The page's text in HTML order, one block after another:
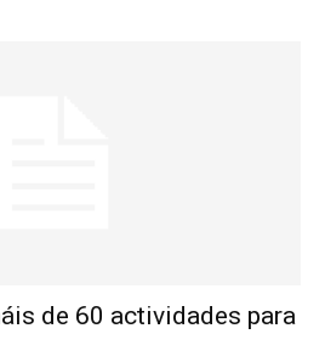
de 60 actividades para